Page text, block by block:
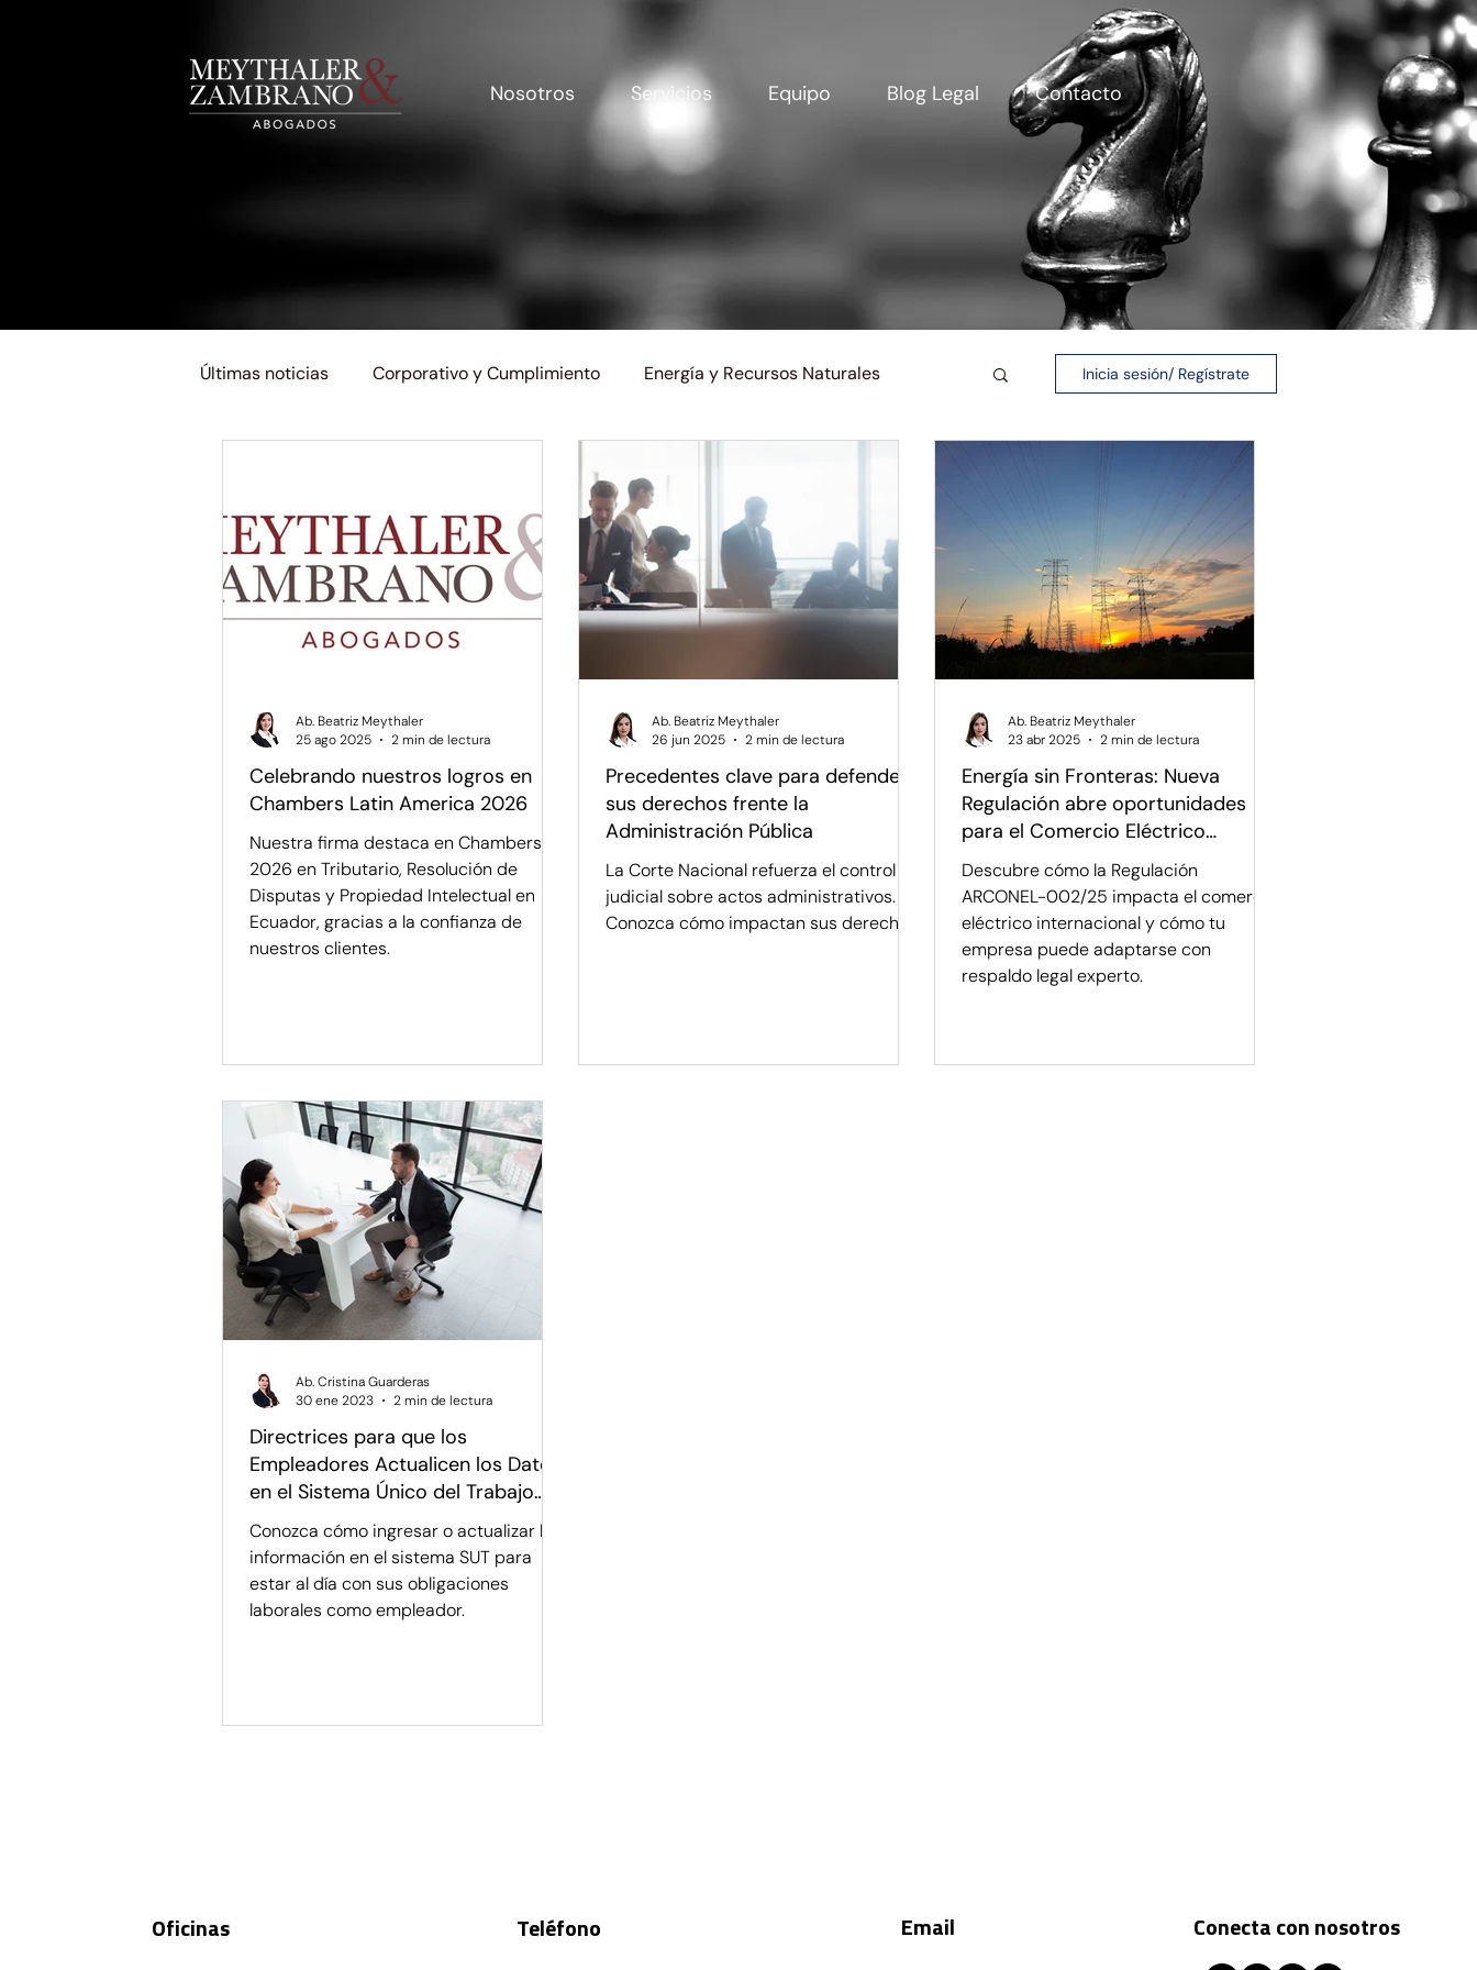
Nosotros Servicios Equipo Blog Legal Contacto
Últimas noticias Corporativo y Cumplimiento Energía y Recursos Naturales
Regulación y Sector Público Familia y Movilidad Logros y Precedentes
Ponencias y Análisis Propiedad Intelectual y Mercado
Inicia sesión/ Regístrate
Celebrando nuestros logros en
Chambers Latin America 2026
Nuestra firma destaca en Chambers
2026 en Tributario, Resolución de
Disputas y Propiedad Intelectual en
Ecuador, gracias a la confianza de
nuestros clientes.
Ab. Beatriz Meythaler
25 ago 2025
2 min de lectura
Precedentes clave para defender
sus derechos frente la
Administración Pública
La Corte Nacional refuerza el control
judicial sobre actos administrativos.
Conozca cómo impactan sus derechos.
Ab. Beatriz Meythaler
26 jun 2025
2 min de lectura
Energía sin Fronteras: Nueva
Regulación abre oportunidades
para el Comercio Eléctrico
Internacional
Descubre cómo la Regulación
ARCONEL-002/25 impacta el comercio
eléctrico internacional y cómo tu
empresa puede adaptarse con
respaldo legal experto.
Ab. Beatriz Meythaler
23 abr 2025
2 min de lectura
Directrices para que los
Empleadores Actualicen los Datos
en el Sistema Único del Trabajo
(SUT)
Conozca cómo ingresar o actualizar la
información en el sistema SUT para
estar al día con sus obligaciones
laborales como empleador.
Ab. Cristina Guarderas
30 ene 2023
2 min de lectura
puedas tomar decisiones rápidas y estratégicas.
Oficinas Teléfono Email Conecta con nosotros